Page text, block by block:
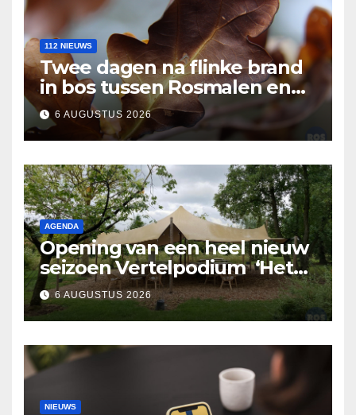
112 NIEUWS
Twee dagen na flinke brand
in bos tussen Rosmalen en
Nuland
6 AUGUSTUS 2026
AGENDA
Opening van een heel nieuw
seizoen Vertelpodium ‘Het
Lopende Vuur’. Landelijke
verhalen in Bomentuin D’n
Hooidonk
6 AUGUSTUS 2026
NIEUWS